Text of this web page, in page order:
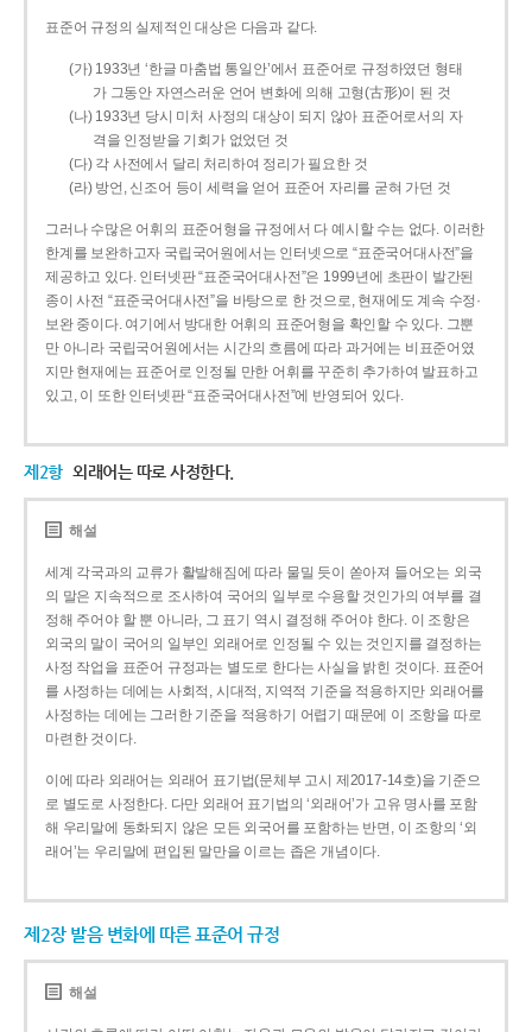
표준어 규정의 실제적인 대상은 다음과 같다.
(가) 1933년 ‘한글 마춤법 통일안’에서 표준어로 규정하였던 형태
가 그동안 자연스러운 언어 변화에 의해 고형(古形)이 된 것
(나) 1933년 당시 미처 사정의 대상이 되지 않아 표준어로서의 자
격을 인정받을 기회가 없었던 것
(다) 각 사전에서 달리 처리하여 정리가 필요한 것
(라) 방언, 신조어 등이 세력을 얻어 표준어 자리를 굳혀 가던 것
그러나 수많은 어휘의 표준어형을 규정에서 다 예시할 수는 없다. 이러한
한계를 보완하고자 국립국어원에서는 인터넷으로 “표준국어대사전”을
제공하고 있다. 인터넷판 “표준국어대사전”은 1999년에 초판이 발간된
종이 사전 “표준국어대사전”을 바탕으로 한 것으로, 현재에도 계속 수정·
보완 중이다. 여기에서 방대한 어휘의 표준어형을 확인할 수 있다. 그뿐
만 아니라 국립국어원에서는 시간의 흐름에 따라 과거에는 비표준어였
지만 현재에는 표준어로 인정될 만한 어휘를 꾸준히 추가하여 발표하고
있고, 이 또한 인터넷판 “표준국어대사전”에 반영되어 있다.
제2항 외래어는 따로 사정한다.
해설
세계 각국과의 교류가 활발해짐에 따라 물밀 듯이 쏟아져 들어오는 외국
의 말은 지속적으로 조사하여 국어의 일부로 수용할 것인가의 여부를 결
정해 주어야 할 뿐 아니라, 그 표기 역시 결정해 주어야 한다. 이 조항은
외국의 말이 국어의 일부인 외래어로 인정될 수 있는 것인지를 결정하는
사정 작업을 표준어 규정과는 별도로 한다는 사실을 밝힌 것이다. 표준어
를 사정하는 데에는 사회적, 시대적, 지역적 기준을 적용하지만 외래어를
사정하는 데에는 그러한 기준을 적용하기 어렵기 때문에 이 조항을 따로
마련한 것이다.
이에 따라 외래어는 외래어 표기법(문체부 고시 제2017-14호)을 기준으
로 별도로 사정한다. 다만 외래어 표기법의 ‘외래어’가 고유 명사를 포함
해 우리말에 동화되지 않은 모든 외국어를 포함하는 반면, 이 조항의 ‘외
래어’는 우리말에 편입된 말만을 이르는 좁은 개념이다.
제2장 발음 변화에 따른 표준어 규정
해설